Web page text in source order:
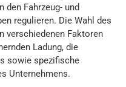
den Fahrzeug- und
regulieren. Die Wahl des
verschiedenen Faktoren
Ladung, die
sowie spezifische
Unternehmens.